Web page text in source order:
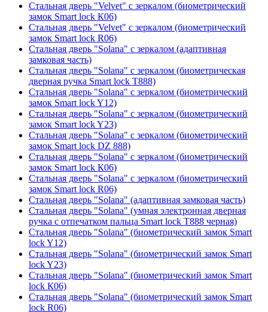
Стальная дверь "Velvet" с зеркалом (биометрический
замок Smart lock К06)
Стальная дверь "Velvet" с зеркалом (биометрический
замок Smart lock R06)
Стальная дверь "Solana" с зеркалом (адаптивная
замковая часть)
Стальная дверь "Solana" с зеркалом (биометрическая
дверная ручка Smart lock T888)
Стальная дверь "Solana" с зеркалом (биометрический
замок Smart lock Y12)
Стальная дверь "Solana" с зеркалом (биометрический
замок Smart lock Y23)
Стальная дверь "Solana" с зеркалом (биометрический
замок Smart lock DZ 888)
Стальная дверь "Solana" с зеркалом (биометрический
замок Smart lock К06)
Стальная дверь "Solana" с зеркалом (биометрический
замок Smart lock R06)
Стальная дверь "Solana" (адаптивная замковая часть)
Стальная дверь "Solana" (умная электронная дверная
ручка с отпечатком пальца Smart lock T888 черная)
Стальная дверь "Solana" (биометрический замок Smart
lock Y12)
Стальная дверь "Solana" (биометрический замок Smart
lock Y23)
Стальная дверь "Solana" (биометрический замок Smart
lock К06)
Стальная дверь "Solana" (биометрический замок Smart
lock R06)